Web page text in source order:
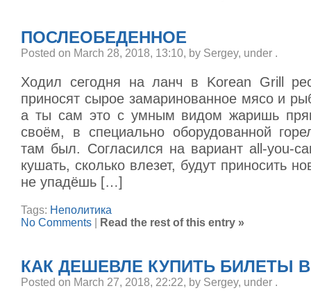
ПОСЛЕОБЕДЕННОЕ
Posted on March 28, 2018, 13:10, by Sergey, under .
Ходил сегодня на ланч в Korean Grill
приносят сырое замаринованное мясо и
а ты сам это с умным видом жаришь
своём, в специально оборудованной
там был. Согласился на вариант all-you-
кушать, сколько влезет, будут приносить
не упадёшь […]
Tags: Неполитика
No Comments
Read the rest of this entry »
КАК ДЕШЕВЛЕ КУПИТЬ БИЛЕТЫ
Posted on March 27, 2018, 22:22, by Sergey, under .